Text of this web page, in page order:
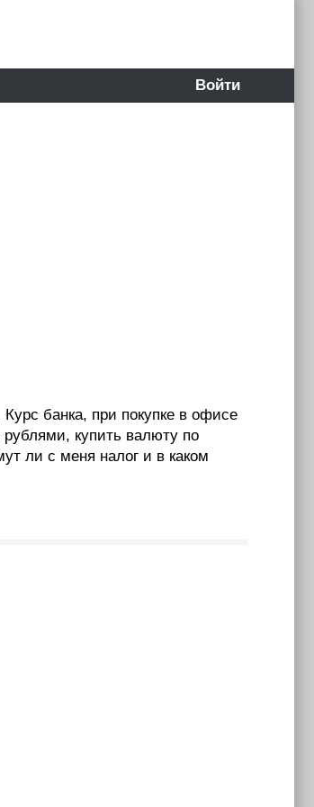
Войти
банка, при покупке в офисе
рублями, купить валюту по
ли с меня налог и в каком